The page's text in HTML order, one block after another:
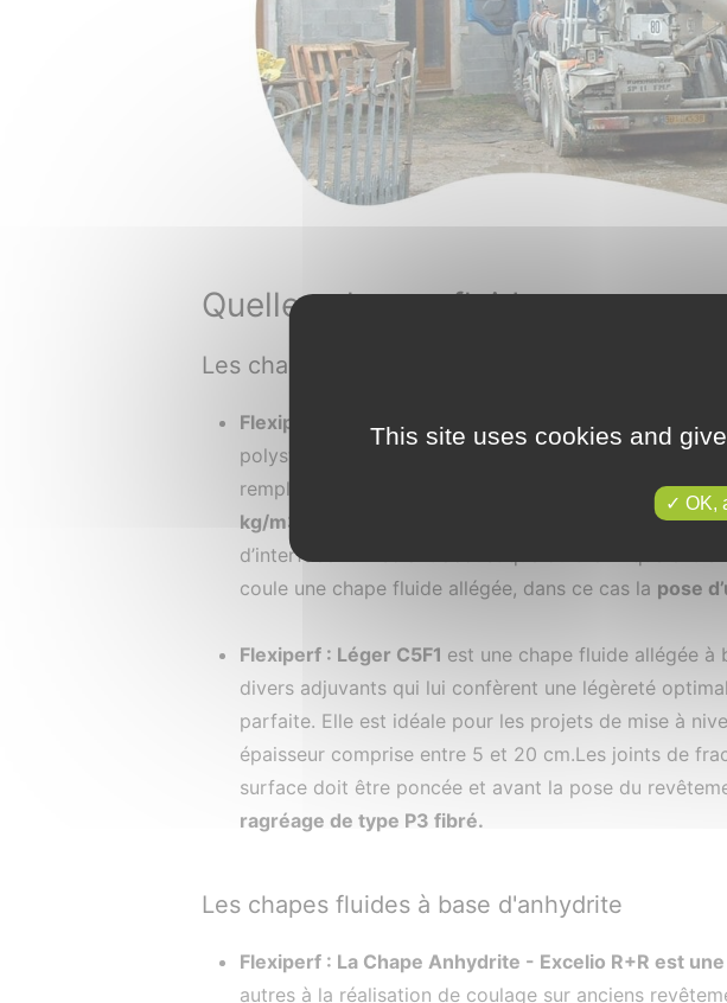
Quelles chapes fluides pour
Les chapes fluides à base de ciment
Flexiperf : La chape - Léger Ravoirageest un mortier
polystyrène destiné à la réalisation de travaux de
remplissage. Il existe différentes masses volumiques
kg/m3.
Cette chape est obligatoirement recouverte
d’interfacer un isolant acoustique ou thermique entre
coule une chape fluide allégée, dans ce cas la pose
Flexiperf : Léger C5F1 est une chape fluide allégée
divers adjuvants qui lui confèrent une légèreté
parfaite. Elle est idéale pour les projets de mise à
épaisseur comprise entre 5 et 20 cm.Les joints de
surface doit être poncée et avant la pose du
ragréage de type P3 fibré.
Les chapes fluides à base d'anhydrite
Flexiperf : La Chape Anhydrite - Excelio R+R est
autres à la réalisation de coulage sur anciens
This site uses cookies and
OK,